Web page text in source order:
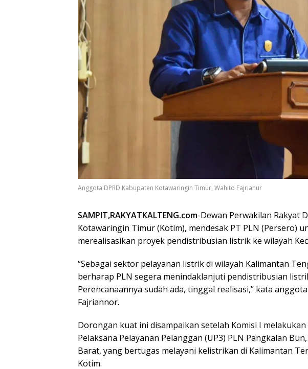
Anggota DPRD Kabupaten Kotawaringin Timur, Wahito Fajrianur
SAMPIT,RAKYATKALTENG.com-Dewan Perwakilan Rakyat
Kotawaringin Timur (Kotim), mendesak PT PLN (Persero)
merealisasikan proyek pendistribusian listrik ke wilayah
“Sebagai sektor pelayanan listrik di wilayah Kalimantan
berharap PLN segera menindaklanjuti pendistribusian
Perencanaannya sudah ada, tinggal realisasi,” kata
Fajriannor.
Dorongan kuat ini disampaikan setelah Komisi I
Pelaksana Pelayanan Pelanggan (UP3) PLN Pangkalan
Barat, yang bertugas melayani kelistrikan di Kalimantan
Kotim.